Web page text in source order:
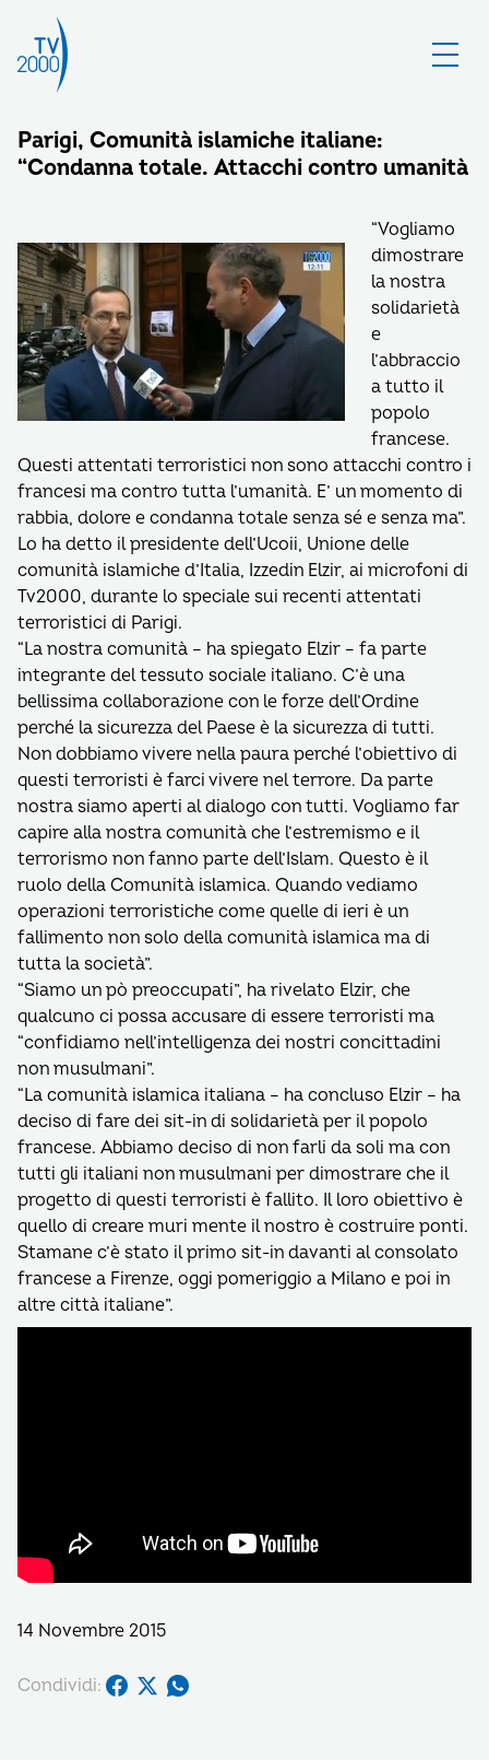
Parigi, Comunità islamiche italiane:
“Condanna totale. Attacchi contro umanità
“Vogliamo
dimostrare
la nostra
solidarietà
e
l’abbraccio
a tutto il
popolo
francese.
Questi attentati terroristici non sono attacchi contro i
francesi ma contro tutta l’umanità. E’ un momento di
rabbia, dolore e condanna totale senza sé e senza ma”.
Lo ha detto il presidente dell’Ucoii, Unione delle
comunità islamiche d’Italia, Izzedin Elzir, ai microfoni di
Tv2000, durante lo speciale sui recenti attentati
terroristici di Parigi.
“La nostra comunità – ha spiegato Elzir – fa parte
integrante del tessuto sociale italiano. C’è una
bellissima collaborazione con le forze dell’Ordine
perché la sicurezza del Paese è la sicurezza di tutti.
Non dobbiamo vivere nella paura perché l’obiettivo di
questi terroristi è farci vivere nel terrore. Da parte
nostra siamo aperti al dialogo con tutti. Vogliamo far
capire alla nostra comunità che l’estremismo e il
terrorismo non fanno parte dell’Islam. Questo è il
ruolo della Comunità islamica. Quando vediamo
operazioni terroristiche come quelle di ieri è un
fallimento non solo della comunità islamica ma di
tutta la società”.
“Siamo un pò preoccupati”, ha rivelato Elzir, che
qualcuno ci possa accusare di essere terroristi ma
“confidiamo nell’intelligenza dei nostri concittadini
non musulmani”.
“La comunità islamica italiana – ha concluso Elzir – ha
deciso di fare dei sit-in di solidarietà per il popolo
francese. Abbiamo deciso di non farli da soli ma con
tutti gli italiani non musulmani per dimostrare che il
progetto di questi terroristi è fallito. Il loro obiettivo è
quello di creare muri mente il nostro è costruire ponti.
Stamane c’è stato il primo sit-in davanti al consolato
francese a Firenze, oggi pomeriggio a Milano e poi in
altre città italiane”.
14 Novembre 2015
Condividi: